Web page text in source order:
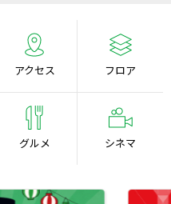
アクセス フロア
グルメ シネマ